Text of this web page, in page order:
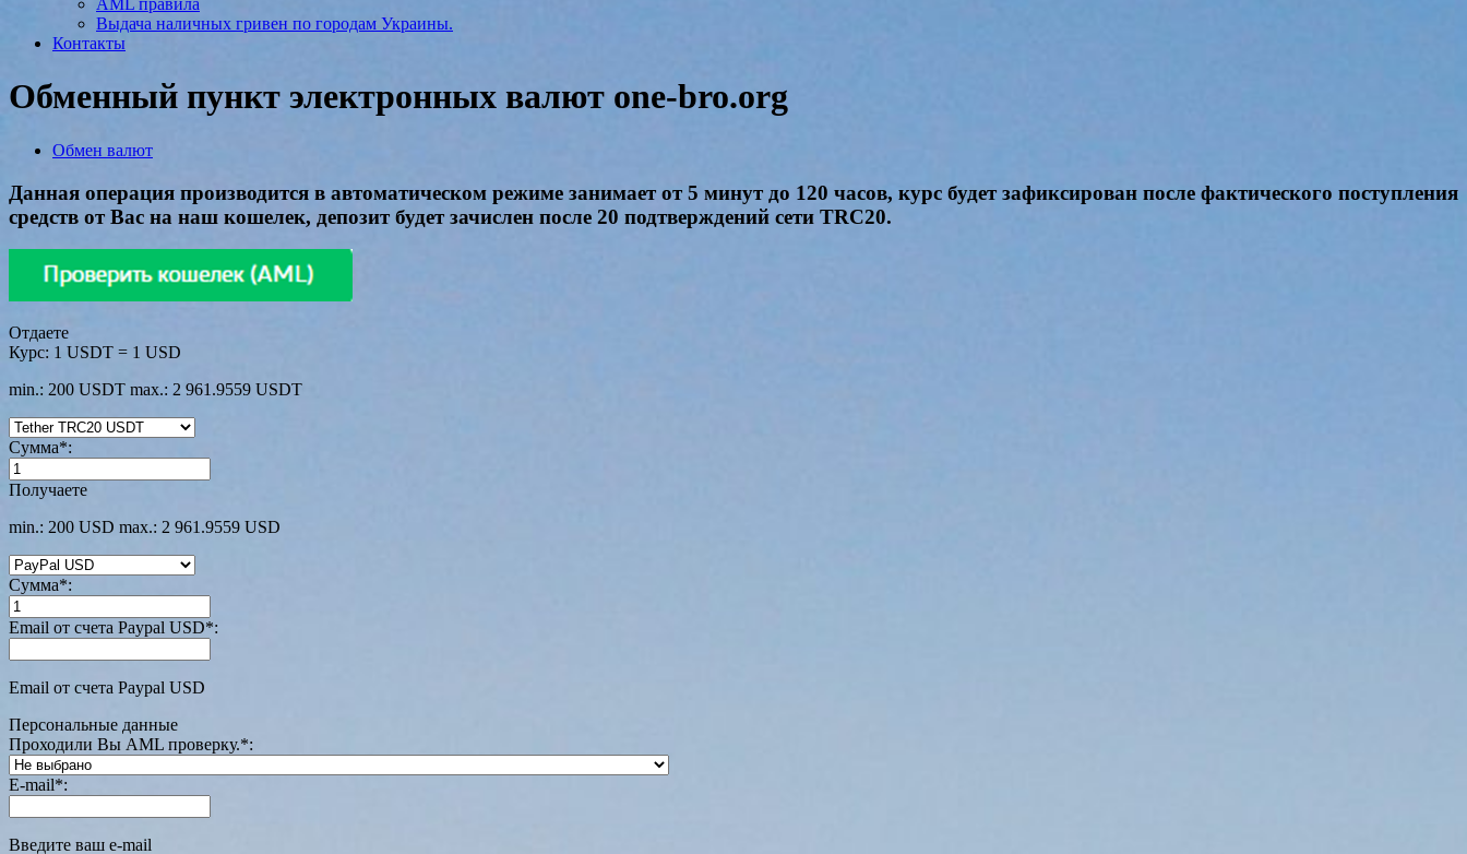
AML правила
Выдача наличных гривен по городам Украины.
Контакты
Обменный пункт электронных валют one-bro.org
Обмен валют
Данная операция производится в автоматическом режиме занимает от 5 минут до 120 часов, курс будет зафиксирован после фактического поступления
средств от Вас на наш кошелек, депозит будет зачислен после 20 подтверждений сети TRC20.
Отдаете
Курс: 1 USDT = 1 USD
min.: 200 USDT max.: 2 961.9559 USDT
Сумма*:
Получаете
min.: 200 USD max.: 2 961.9559 USD
Сумма*:
Email от счета Paypal USD*:
Email от счета Paypal USD
Персональные данные
Проходили Вы AML проверку.*:
E-mail*:
Введите ваш e-mail